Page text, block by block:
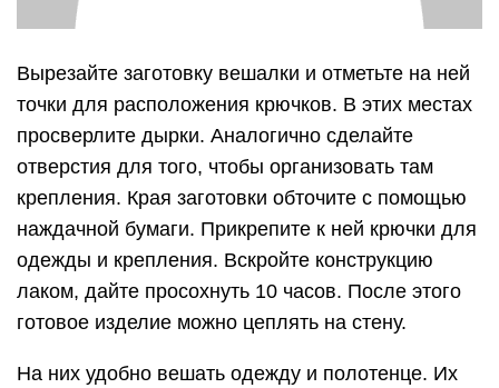
Вырезайте заготовку вешалки и отметьте на ней
точки для расположения крючков. В этих местах
просверлите дырки. Аналогично сделайте
отверстия для того, чтобы организовать там
крепления. Края заготовки обточите с помощью
наждачной бумаги. Прикрепите к ней крючки для
одежды и крепления. Вскройте конструкцию
лаком, дайте просохнуть 10 часов. После этого
готовое изделие можно цеплять на стену.
На них удобно вешать одежду и полотенце. Их